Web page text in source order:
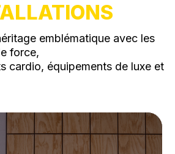
emblématique avec les
force,
cardio, équipements de luxe et